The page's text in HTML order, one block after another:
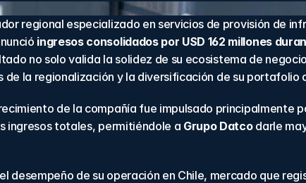
regional especializado en servicios de provisión de
ingresos consolidados por USD 162 millones
no solo valida la solidez de su ecosistema de
de la regionalización y la diversificación de su portafolio
de la compañía fue impulsado principalmente
ingresos totales, permitiéndole a Grupo Datco darle
desempeño de su operación en Chile, mercado que